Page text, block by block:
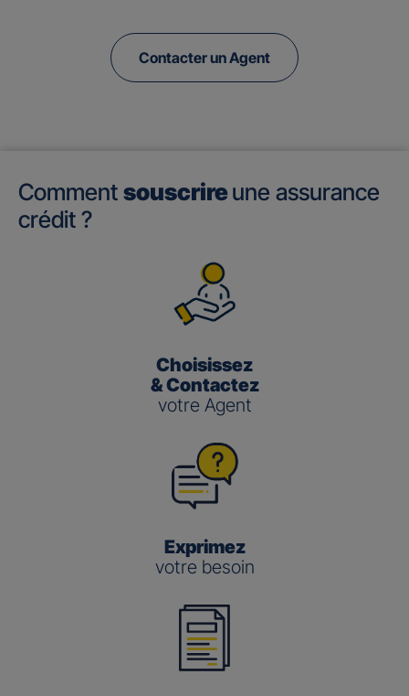
Contacter un Agent
Comment souscrireune assurance
crédit ?
Choisissez
& Contactez
votre Agent
Exprimez
votre besoin